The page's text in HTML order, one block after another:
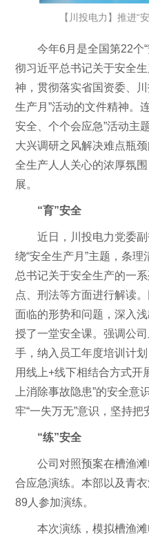
【川投电力】推进“
今年6月是全国第22个
彻习近平总书记关于安全
神，贯彻落实省国资委、
生产月”活动的文件精神。
安全、个个会应急”活动主
大兴调研之风解决难点瓶
全生产人人关心的浓厚氛
展。
“育”安全
近日，川投电力党委
绕“安全生产月”主题，条
总书记关于安全生产的一
点、刑法等方面进行解读
面临的形势和问题，深入
授了一堂安全课。强调公
手，纳入员工年度培训计
用线上+线下相结合方式开
上消除事故隐患”的安全意
牢“一失万无”意识，坚持把
“练”安全
公司对照预案在槽渔
合应急演练。本部以及青
89人参加演练。
本次演练，模拟槽渔